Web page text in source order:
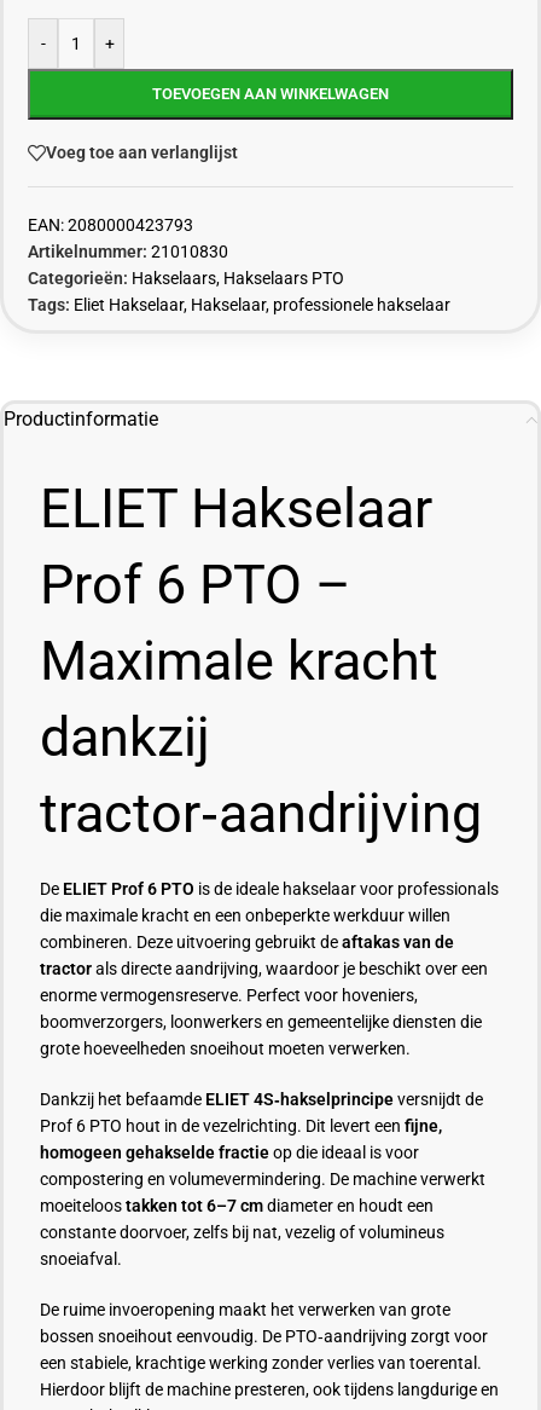
- +
TOEVOEGEN AAN WINKELWAGEN
Voeg toe aan verlanglijst
EAN:2080000423793
Artikelnummer: 21010830
Categorieën: Hakselaars, Hakselaars PTO
Tags: Eliet Hakselaar, Hakselaar, professionele hakselaar
Productinformatie
ELIET Hakselaar
Prof 6 PTO –
Maximale kracht
dankzij
tractor‑aandrijving
De ELIET Prof 6 PTO is de ideale hakselaar voor professionals
die maximale kracht en een onbeperkte werkduur willen
combineren. Deze uitvoering gebruikt deaftakas van de
tractorals directe aandrijving, waardoor je beschikt over een
enorme vermogensreserve. Perfect voor hoveniers,
boomverzorgers, loonwerkers en gemeentelijke diensten die
grote hoeveelheden snoeihout moeten verwerken.
Dankzij het befaamde ELIET 4S‑hakselprincipeversnijdt de
Prof 6 PTO hout in de vezelrichting. Dit levert een fijne,
homogeen gehakselde fractieop die ideaal is voor
compostering en volumevermindering. De machine verwerkt
moeiteloostakken tot 6–7 cmdiameter en houdt een
constante doorvoer, zelfs bij nat, vezelig of volumineus
snoeiafval.
De ruime invoeropening maakt het verwerken van grote
bossen snoeihout eenvoudig. De PTO‑aandrijving zorgt voor
een stabiele, krachtige werking zonder verlies van toerental.
Hierdoor blijft de machine presteren, ook tijdens langdurige en